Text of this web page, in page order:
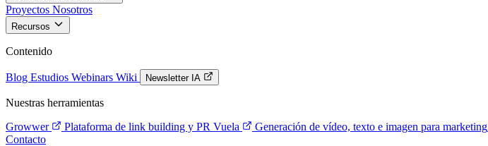
Proyectos Nosotros
Recursos
Contenido
Blog Estudios Webinars Wiki Newsletter IA
Nuestras herramientas
Growwer
Plataforma de link building y PR Vuela Generación de vídeo, texto e imagen para marketing
Contacto